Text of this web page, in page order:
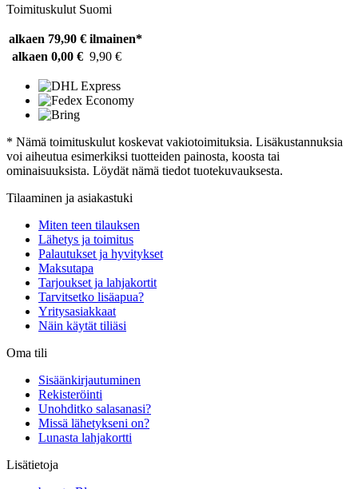
Toimituskulut Suomi
alkaen 79,90 € ilmainen*
alkaen 0,00 € 9,90 €
* Nämä toimituskulut koskevat vakiotoimituksia. Lisäkustannuksia
voi aiheutua esimerkiksi tuotteiden painosta, koosta tai
ominaisuuksista. Löydät nämä tiedot tuotekuvauksesta.
Tilaaminen ja asiakastuki
Miten teen tilauksen
Lähetys ja toimitus
Palautukset ja hyvitykset
Maksutapa
Tarjoukset ja lahjakortit
Tarvitsetko lisäapua?
Yritysasiakkaat
Näin käytät tiliäsi
Oma tili
Sisäänkirjautuminen
Rekisteröinti
Unohditko salasanasi?
Missä lähetykseni on?
Lunasta lahjakortti
Lisätietoja